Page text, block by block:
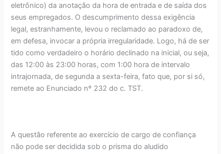
eletrônico) da anotação da hora de entrada e de saída dos
seus empregados. O descumprimento dessa exigência
legal, estranhamente, levou o reclamado ao paradoxo de,
em defesa, invocar a própria irregularidade. Logo, há de ser
tido como verdadeiro o horário declinado na inicial, ou seja,
das 12:00 às 23:00 horas, com 1:00 hora de intervalo
intrajornada, de segunda a sexta-feira, fato que, por si só,
remete ao Enunciado nº 232 do c. TST.
A questão referente ao exercício de cargo de confiança
não pode ser decidida sob o prisma do aludido